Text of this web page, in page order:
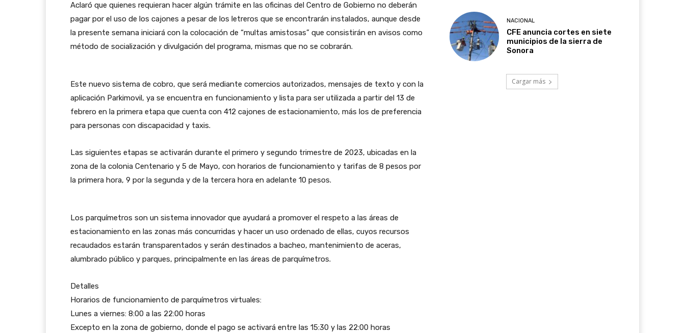
Aclaró que quienes requieran hacer algún trámite en las oficinas del Centro de Gobierno no deberán
pagar por el uso de los cajones a pesar de los letreros que se encontrarán instalados, aunque desde
la presente semana iniciará con la colocación de “multas amistosas” que consistirán en avisos como
método de socialización y divulgación del programa, mismas que no se cobrarán.
Este nuevo sistema de cobro, que será mediante comercios autorizados, mensajes de texto y con la
aplicación Parkimovil, ya se encuentra en funcionamiento y lista para ser utilizada a partir del 13 de
febrero en la primera etapa que cuenta con 412 cajones de estacionamiento, más los de preferencia
para personas con discapacidad y taxis.
Las siguientes etapas se activarán durante el primero y segundo trimestre de 2023, ubicadas en la
zona de la colonia Centenario y 5 de Mayo, con horarios de funcionamiento y tarifas de 8 pesos por
la primera hora, 9 por la segunda y de la tercera hora en adelante 10 pesos.
Los parquímetros son un sistema innovador que ayudará a promover el respeto a las áreas de
estacionamiento en las zonas más concurridas y hacer un uso ordenado de ellas, cuyos recursos
recaudados estarán transparentados y serán destinados a bacheo, mantenimiento de aceras,
alumbrado público y parques, principalmente en las áreas de parquímetros.
Detalles
Horarios de funcionamiento de parquímetros virtuales:
Lunes a viernes: 8:00 a las 22:00 horas
Excepto en la zona de gobierno, donde el pago se activará entre las 15:30 y las 22:00 horas
NACIONAL
CFE anuncia cortes en siete
municipios de la sierra de
Sonora
Cargar más